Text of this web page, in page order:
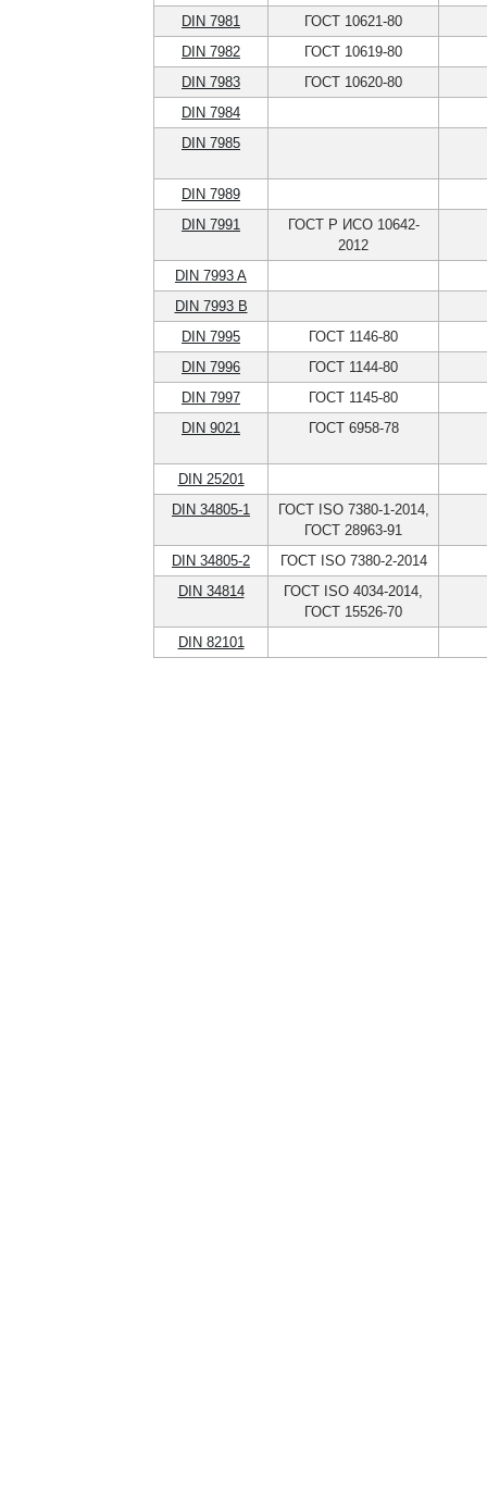
DIN 7981
ГОСТ 10621-80
DIN 7982
ГОСТ 10619-80
DIN 7983
ГОСТ 10620-80
DIN 7984
DIN 7985
DIN 7989
DIN 7991
ГОСТ Р ИСО 10642-
2012
DIN 7993 A
DIN 7993 B
DIN 7995
ГОСТ 1146-80
DIN 7996
ГОСТ 1144-80
DIN 7997
ГОСТ 1145-80
DIN 9021
ГОСТ 6958-78
DIN 25201
DIN 34805-1
ГОСТ ISO 7380-1-2014,
ГОСТ 28963-91
DIN 34805-2
ГОСТ ISO 7380-2-2014
DIN 34814
ГОСТ ISO 4034-2014,
ГОСТ 15526-70
DIN 82101